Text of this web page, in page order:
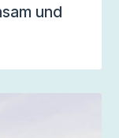
und